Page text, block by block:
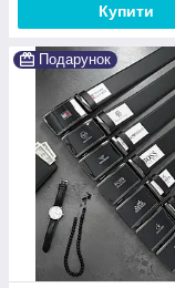
Купити
Подарунок